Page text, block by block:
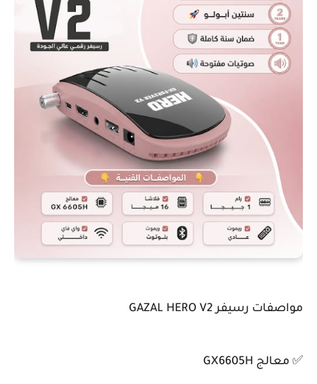
مواصفات رسيفر GAZAL HERO V2
✅ معالج GX6605H